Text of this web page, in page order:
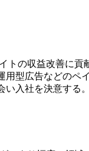
トの収益改善に貢
型広告などのペ
入社を決意する。